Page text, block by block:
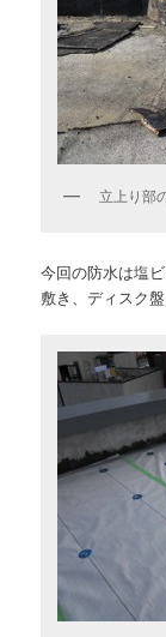
立上り部
今回の防水は塩
敷き、ディスク盤